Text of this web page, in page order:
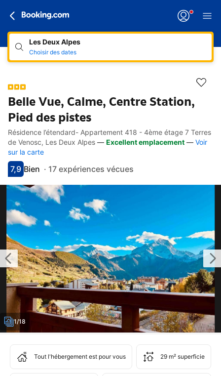
Les Deux Alpes
Choisir des dates
Belle Vue, Calme, Centre Station,
Pied des pistes
Accès rapides
Aller à la description
Aller aux équipements
Aller aux hébergements
Aller aux conditions
Résidence l’étendard- Appartement 418 - 4ème étage 7 Terres
de Venosc, Les Deux Alpes — Excellent emplacement — Voir
sur la carte
Avec une note de 7.9
7,9
bien Bien · 17 expériences vécues
1/18
Tout l'hébergement est pour vous 29 m² superficie